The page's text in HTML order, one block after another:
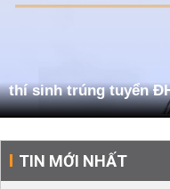
thí sinh trúng tuyển
TIN MỚI NHẤT